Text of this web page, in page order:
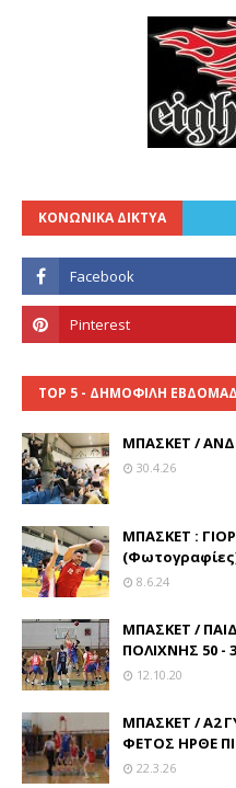
ΚΟΝΩΝΙΚΑ ΔΙΚΤΥΑ
TOP 5 - ΔΗΜΟΦΙΛΗ
ΜΠΑΣΚΕΤ /
30.4.26
ΜΠΑΣΚΕΤ :
8.6.24
ΜΠΑΣΚΕΤ /
ΠΟΛΙΧΝΗΣ 50 -
12.10.20
ΜΠΑΣΚΕΤ / Α2
ΦΕΤΟΣ ΗΡΘΕ
22.3.26